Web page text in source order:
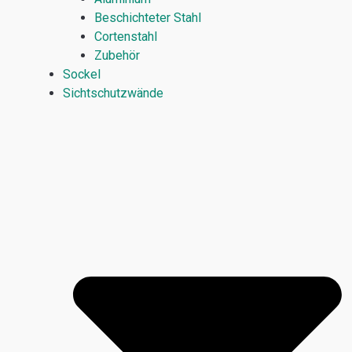
Beschichteter Stahl
Cortenstahl
Zubehör
Sockel
Sichtschutzwände